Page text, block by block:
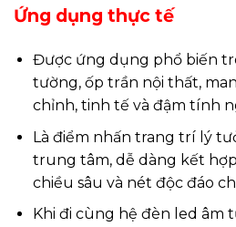
Ứng dụng thực tế
Được ứng dụng phổ biến
tường, ốp trần nội thất,
chỉnh, tinh tế và đậm tính
Là điểm nhấn trang trí lý
trung tâm, dễ dàng kết
chiều sâu và nét độc đáo
Khi đi cùng hệ đèn led âm